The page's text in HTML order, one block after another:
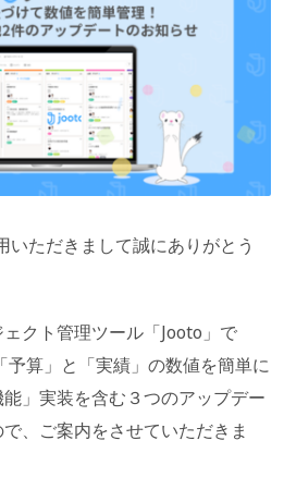
いただきまして誠にありがとう
クト管理ツール「Jooto」で
予算」と「実績」の数値を簡単に
」実装を含む３つのアップデー
、ご案内をさせていただきま